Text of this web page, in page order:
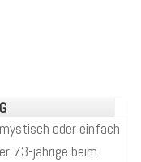
oder einfach
73-jährige beim